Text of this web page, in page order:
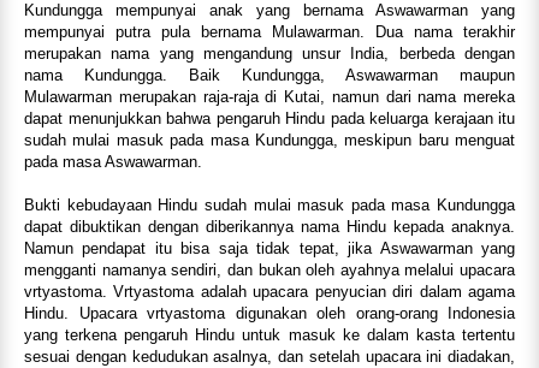
Kundungga mempunyai anak yang bernama Aswawarman yang
mempunyai putra pula bernama Mulawarman. Dua nama terakhir
merupakan nama yang mengandung unsur India, berbeda dengan
nama Kundungga. Baik Kundungga, Aswawarman maupun
Mulawarman merupakan raja-raja di Kutai, namun dari nama mereka
dapat menunjukkan bahwa pengaruh Hindu pada keluarga kerajaan itu
sudah mulai masuk pada masa Kundungga, meskipun baru menguat
pada masa Aswawarman.
Bukti kebudayaan Hindu sudah mulai masuk pada masa Kundungga
dapat dibuktikan dengan diberikannya nama Hindu kepada anaknya.
Namun pendapat itu bisa saja tidak tepat, jika Aswawarman yang
mengganti namanya sendiri, dan bukan oleh ayahnya melalui upacara
vrtyastoma. Vrtyastoma adalah upacara penyucian diri dalam agama
Hindu. Upacara vrtyastoma digunakan oleh orang-orang Indonesia
yang terkena pengaruh Hindu untuk masuk ke dalam kasta tertentu
sesuai dengan kedudukan asalnya, dan setelah upacara ini diadakan,